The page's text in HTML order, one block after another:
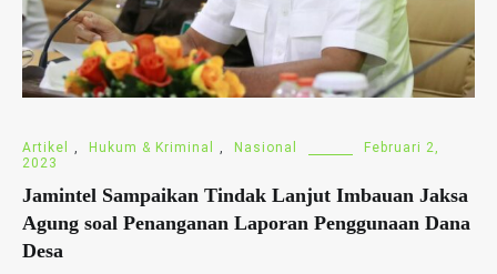
Artikel , Hukum & Kriminal , Nasional
Februari 2,
2023
Jamintel Sampaikan Tindak Lanjut Imbauan Jaksa
Agung soal Penanganan Laporan Penggunaan Dana
Desa